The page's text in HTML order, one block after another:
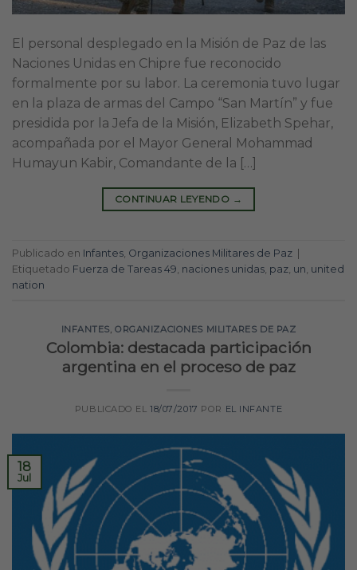
El personal desplegado en la Misión de Paz de las
Naciones Unidas en Chipre fue reconocido
formalmente por su labor. La ceremonia tuvo lugar
en la plaza de armas del Campo “San Martín” y fue
presidida por la Jefa de la Misión, Elizabeth Spehar,
acompañada por el Mayor General Mohammad
Humayun Kabir, Comandante de la […]
CONTINUAR LEYENDO →
Publicado en Infantes, Organizaciones Militares de Paz
Etiquetado Fuerza de Tareas 49, naciones unidas, paz, un, united
nation
INFANTES,ORGANIZACIONES MILITARES DE PAZ
Colombia: destacada participación
argentina en el proceso de paz
PUBLICADO EL18/07/2017 POR EL INFANTE
18
Jul